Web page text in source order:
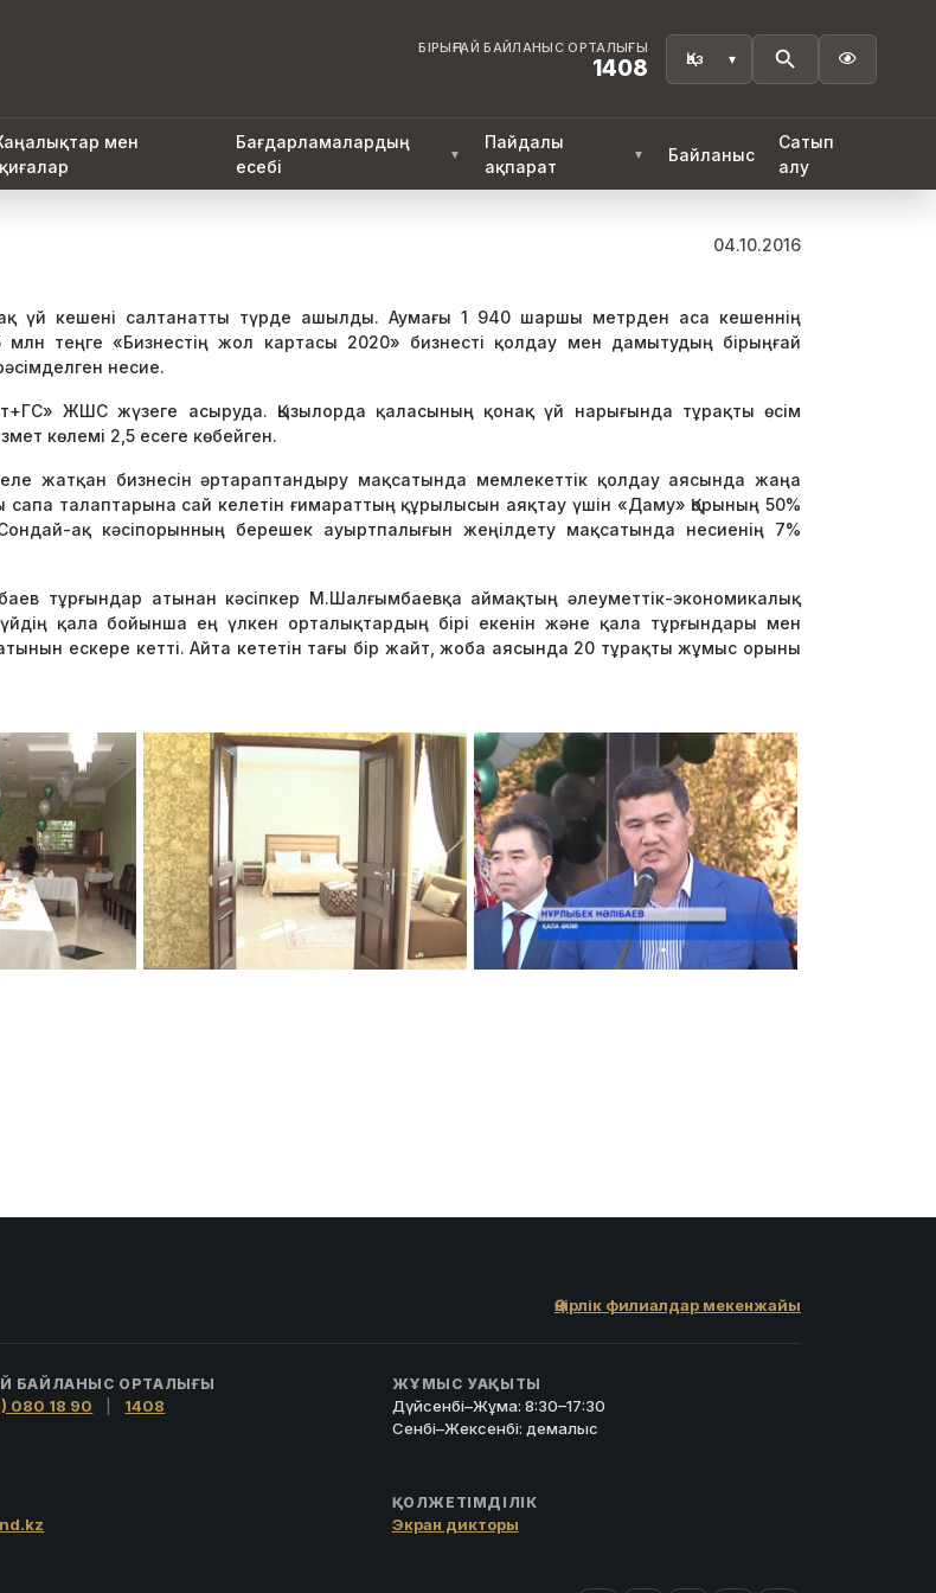
БІРЫҢҒАЙ БАЙЛАНЫС ОРТАЛЫҒЫ
1408 
мен
Бағдарламалардың
есебі
▼
Пайдалы
ақпарат
▼ Байланыс
Сатып
алу
04.10.2016
үй кешені салтанатты түрде ашылды. Аумағы 1 940 шаршы метрден аса кешеннің
теңге «Бизнестің жол картасы 2020» бизнесті қолдау мен дамытудың бірыңғай
несие.
ЖШС жүзеге асыруда. Қызылорда қаласының қонақ үй нарығында тұрақты өсім
көлемі 2,5 есеге көбейген.
жатқан бизнесін әртараптандыру мақсатында мемлекеттік қолдау аясында жаңа
талаптарына сай келетін ғимараттың құрылысын аяқтау үшін «Даму» Қорының 50%
ақ кәсіпорынның берешек ауыртпалығын жеңілдету мақсатында несиенің 7%
тұрғындар атынан кәсіпкер М.Шалғымбаевқа аймақтың әлеуметтік-экономикалық
қала бойынша ең үлкен орталықтардың бірі екенін және қала тұрғындары мен
ескере кетті. Айта кететін тағы бір жайт, жоба аясында 20 тұрақты жұмыс орыны
Өңірлік филиалдар мекенжайы
БАЙЛАНЫС ОРТАЛЫҒЫ
080 18 90 1408
ЖҰМЫС УАҚЫТЫ
Дүйсенбі–Жұма: 8:30–17:30
Сенбі–Жексенбі: демалыс
ҚОЛЖЕТІМДІЛІК
Экран дикторы